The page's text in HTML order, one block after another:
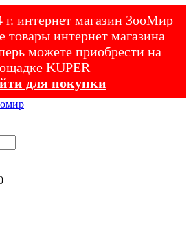
г. интернет магазин ЗооМир
товары интернет магазина
можете приобрести на
KUPER
для покупки